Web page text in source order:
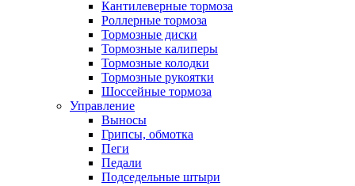
Кантилеверные тормоза
Роллерные тормоза
Тормозные диски
Тормозные калиперы
Тормозные колодки
Тормозные рукоятки
Шоссейные тормоза
Управление
Выносы
Грипсы, обмотка
Пеги
Педали
Подседельные штыри